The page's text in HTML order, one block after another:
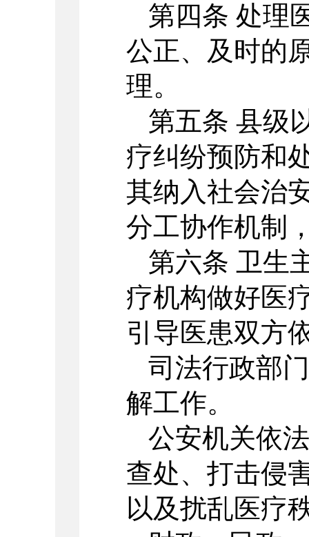
第四条 处理
公正、及时的
理。
第五条 县级
疗纠纷预防和
其纳入社会治
分工协作机制
第六条 卫生
疗机构做好医
引导医患双方
司法行政部
解工作。
公安机关依
查处、打击侵
以及扰乱医疗